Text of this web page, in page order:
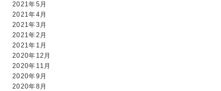
2021年5月
2021年4月
2021年3月
2021年2月
2021年1月
2020年12月
2020年11月
2020年9月
2020年8月